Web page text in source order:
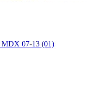
MDX 07-13 (01)